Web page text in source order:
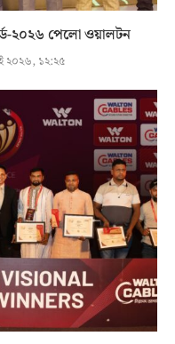
২০২৬ পেলো ওয়ালটন
২০২৬, ১২:২৫